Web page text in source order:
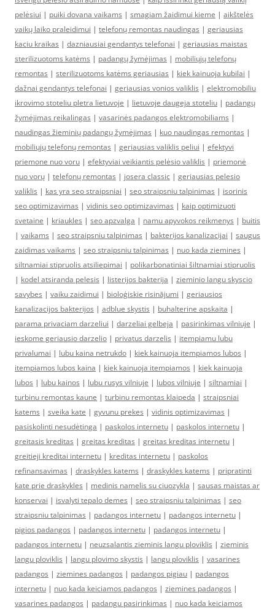
pelėsiui | puiki dovana vaikams | smagiam žaidimui kieme | aikštelės
vaikų laiko praleidimui | telefonų remontas naudingas | geriausias
kaciu kraikas | dazniausiai gendantys telefonai | geriausias maistas
sterilizuotoms katėms | padangų žymėjimas | mobiliųjų telefonų
remontas | sterilizuotoms katėms geriausias | kiek kainuoja kubilai |
dažnai gendantys telefonai | geriausias vonios valiklis | elektromobiliu
ikrovimo stoteliu pletra lietuvoje | lietuvoje daugeja stoteliu | padangų
žymėjimas reikalingas | vasarinės padangos elektromobiliams |
naudingas žieminių padangų žymėjimas | kuo naudingas remontas |
mobiliųjų telefonų remontas | geriausias valiklis peliui | efektyvi
priemone nuo voru | efektyviai veikiantis pelėsio valiklis | priemonė
nuo vorų | telefonų remontas | josera classic | geriausias pelesio
valiklis | kas yra seo straipsniai | seo straipsniu talpinimas | isorinis
seo optimizavimas | vidinis seo optimizavimas | kaip optimizuoti
svetaine | kriaukles | seo apzvalga | namu apyvokos reikmenys | buitis
| vaikams | seo straipsniu talpinimas | bakterijos kanalizacijai | saugus
zaidimas vaikams | seo straipsniu talpinimas | nuo kada ziemines |
siltnamiai stipruolis atsiliepimai | polikarbonatiniai šiltnamiai stipruolis
| kodel atsiranda pelesis | listerijos bakterija | zieminio langu skyscio
savybes | vaiku zaidimui | bioloģiskie risinājumi | geriausios
kanalizacijos bakterijos | adblue skystis | buhalterine apskaita |
parama privaciam darzeliui | darzeliai gelbeja | pasirinkimas vilniuje |
ieskome geriausio darzelio | privatus darzelis | itempiamu lubu
privalumai | lubu kaina netrukdo | kiek kainuoja itempiamos lubos |
itempiamos lubos kaina | kiek kainuoja itempiamos | kiek kainuoja
lubos | lubu kainos | lubu rusys vilniuje | lubos vilniuje | siltnamiai |
turbinu remontas kaune | turbinu remontas klaipeda | straipsniai
katems | sveika kate | gyvunu prekes | vidinis optimizavimas |
pasiskolinti nesudėtinga | paskolos internetu | paskolos internetu |
greitasis kreditas | greitas kreditas | greitas kreditas internetu |
greitieji kreditai internetu | kreditas internetu | paskolos
refinansavimas | draskykles katems | draskykles katems | pripratinti
kate prie draskykles | medinis namelis su ciuozykla | sausas maistas ar
konservai | isvalyti tepalo demes | seo straipsniu talpinimas | seo
straipsniu talpinimas | padangos internetu | padangos internetu |
pigios padangos | padangos internetu | padangos internetu |
padangos internetu | neuzsalantis zieminis langu ploviklis | zieminis
langu ploviklis | langu plovimo skystis | langu ploviklis | vasarines
padangos | ziemines padangos | padangos pigiau | padangos
internetu | nuo kada keiciamos padangos | ziemines padangos |
vasarines padangos | padangu pasirinkimas | nuo kada keiciamos